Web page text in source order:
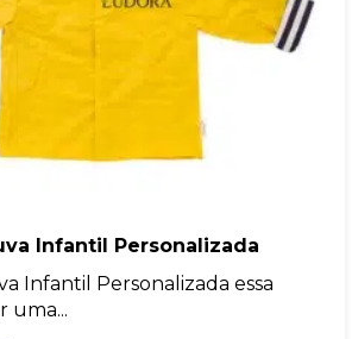
Infantil Personalizada
Infantil Personalizada essa
uma...